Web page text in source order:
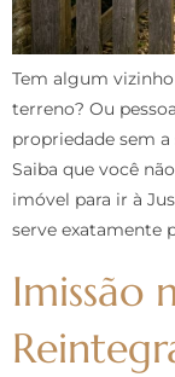
Tem algum
terreno? Ou
propriedade sem a
Saiba que você
imóvel para ir à
serve exatamente
Imissão